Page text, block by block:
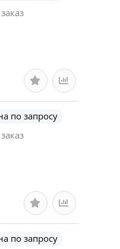
по запросу
по запросу